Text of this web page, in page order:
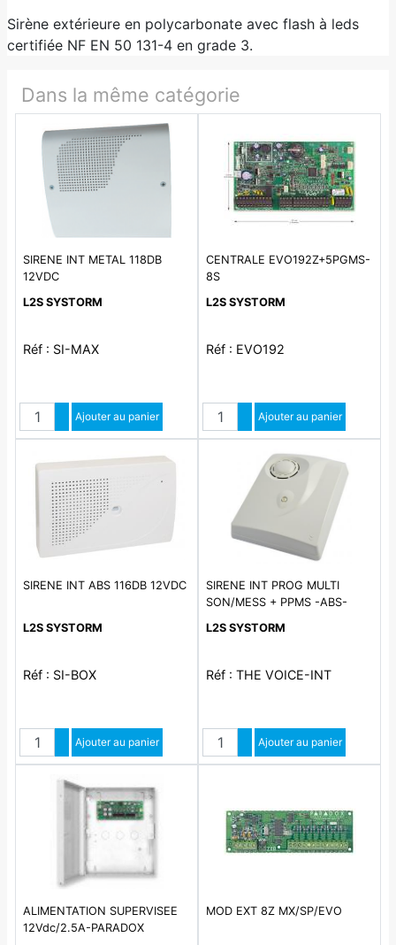
Sirène extérieure en polycarbonate avec flash à leds
certifiée NF EN 50 131-4 en grade 3.
Dans la même catégorie
SIRENE INT METAL 118DB
12VDC
L2S SYSTORM
Réf : SI-MAX
QuantitéAugmenter quantité
Diminuer quantité
Ajouter au panier
CENTRALE EVO192Z+5PGMS-
8S
L2S SYSTORM
Réf : EVO192
QuantitéAugmenter quantité
Diminuer quantité
Ajouter au panier
SIRENE INT ABS 116DB 12VDC
L2S SYSTORM
Réf : SI-BOX
QuantitéAugmenter quantité
Diminuer quantité
Ajouter au panier
SIRENE INT PROG MULTI
SON/MESS + PPMS -ABS-
L2S SYSTORM
Réf : THE VOICE-INT
QuantitéAugmenter quantité
Diminuer quantité
Ajouter au panier
ALIMENTATION SUPERVISEE
12Vdc/2.5A-PARADOX
MOD EXT 8Z MX/SP/EVO